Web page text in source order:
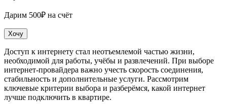
Дарим 500₽ на счёт
Хочу
Доступ к интернету стал неотъемлемой частью жизни,
необходимой для работы, учёбы и развлечений. При выборе
интернет-провайдера важно учесть скорость соединения,
стабильность и дополнительные услуги. Рассмотрим
ключевые критерии выбора и разберёмся, какой интернет
лучше подключить в квартире.